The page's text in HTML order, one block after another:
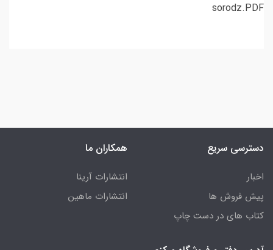
sorodz.PDF
دسترسی سریع
اخبار
پیش فروش ها
کتاب های در دست چاپ
همکاران ما
انتشارات آرینا
انتشارات ماهین